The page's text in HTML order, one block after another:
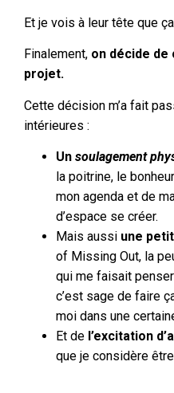
Et je vois à leur tête que
Finalement, on décide de
projet.
Cette décision m’a fait
intérieures :
Un soulagement
la poitrine, le
mon agenda et de
d’espace se créer.
Mais aussi une
of Missing Out, la
qui me faisait
c’est sage de faire
moi dans une
Et de l’excitation
que je considère